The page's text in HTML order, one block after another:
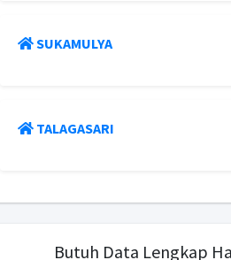
SUKAMULYA
TALAGASARI
Butuh Data Lengkap